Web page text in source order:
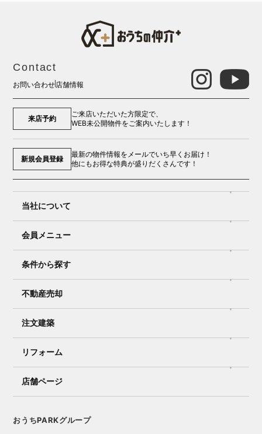
Contact
お問い合わせ店舗情報
来店予約
ご来店いただいた方限定で、
WEB未公開物件をご案内いたします！
新規会員登録
最新の物件情報をメールでいち早くお届け！
他にもお得な特典が盛りだくさんです！
当社について
会員メニュー
条件から探す
不動産売却
注文建築
リフォーム
店舗ページ
おうちPARKグループ